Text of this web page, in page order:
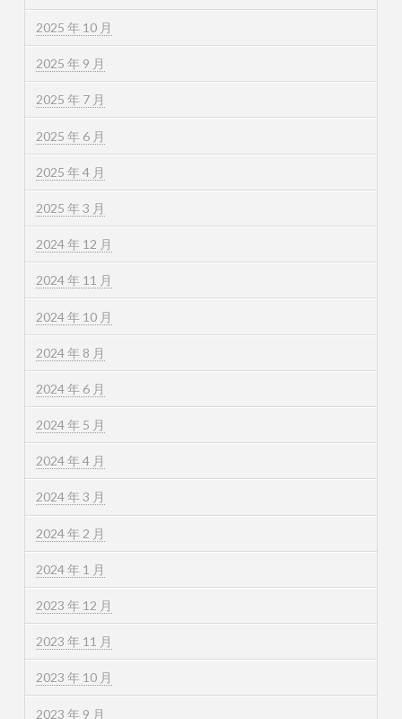
2025 年 10 月
2025 年 9 月
2025 年 7 月
2025 年 6 月
2025 年 4 月
2025 年 3 月
2024 年 12 月
2024 年 11 月
2024 年 10 月
2024 年 8 月
2024 年 6 月
2024 年 5 月
2024 年 4 月
2024 年 3 月
2024 年 2 月
2024 年 1 月
2023 年 12 月
2023 年 11 月
2023 年 10 月
2023 年 9 月